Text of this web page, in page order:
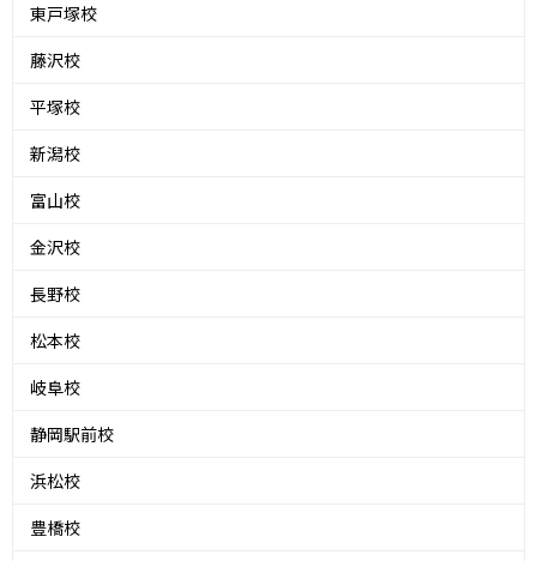
東戸塚校
藤沢校
平塚校
新潟校
富山校
金沢校
長野校
松本校
岐阜校
静岡駅前校
浜松校
豊橋校